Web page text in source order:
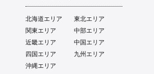
北海道エリア
東北エリア
関東エリア
中部エリア
近畿エリア
中国エリア
四国エリア
九州エリア
沖縄エリア